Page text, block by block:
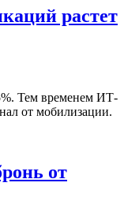
растет
Тем временем ИТ-
от мобилизации.
от